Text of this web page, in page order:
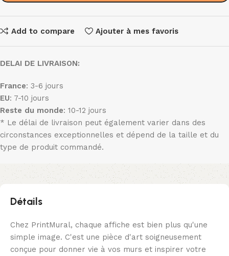
Add to compare Ajouter à mes favoris
DELAI DE LIVRAISON:
France: 3-6 jours
EU: 7-10 jours
Reste du monde: 10-12 jours
* Le délai de livraison peut également varier dans des
circonstances exceptionnelles et dépend de la taille et du
type de produit commandé.
Détails
Chez PrintMural, chaque affiche est bien plus qu'une
simple image. C'est une pièce d'art soigneusement
conçue pour donner vie à vos murs et inspirer votre